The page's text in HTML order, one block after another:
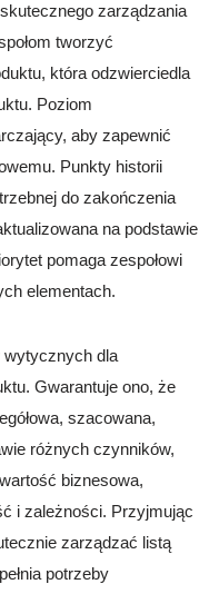
zarządzania
tworzyć
która odzwierciedla
Poziom
aby zapewnić
Punkty historii
do zakończenia
na podstawie
pomaga zespołowi
elementach.
wytycznych dla
Gwarantuje ono, że
szacowana,
różnych czynników,
biznesowa,
i zależności. Przyjmując
zarządzać listą
potrzeby